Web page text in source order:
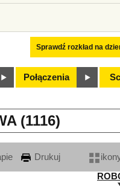
Sprawdź rozkład na
Połączenia
(1116)
Drukuj